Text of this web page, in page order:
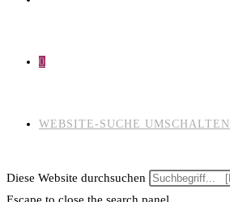
0
WEBSITE-SUCHE UMSCHALTEN
Diese Website durchsuchen